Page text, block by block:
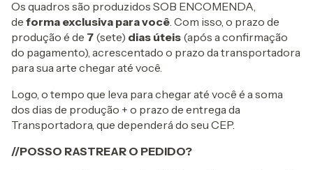
Os quadros são produzidos SOB ENCOMENDA,
de forma exclusiva para você. Com isso, o prazo de
produção é de 7 (sete) dias úteis (após a confirmação
do pagamento), acrescentado o prazo da transportadora
para sua arte chegar até você.
Logo, o tempo que leva para chegar até você é a soma
dos dias de produção + o prazo de entrega da
Transportadora, que dependerá do seu CEP.
//POSSO RASTREAR O PEDIDO?